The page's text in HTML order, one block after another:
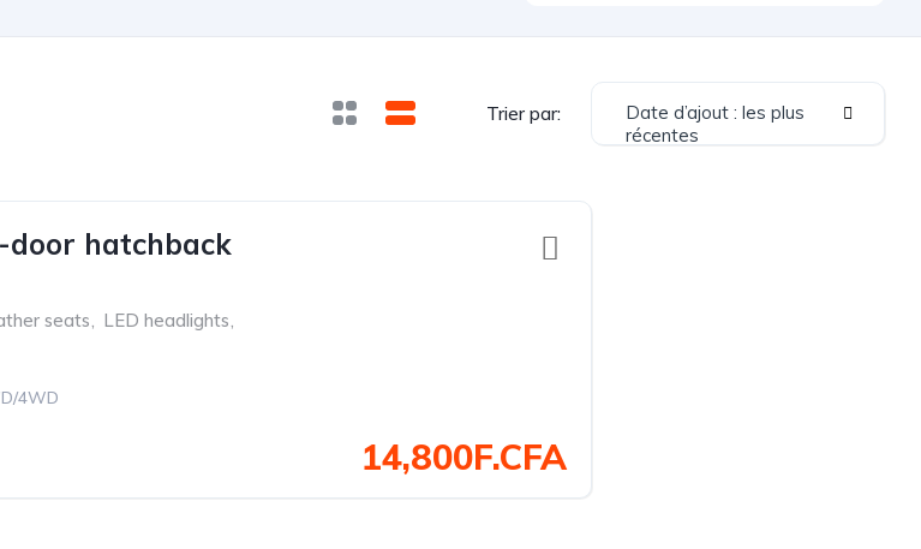
Trier par:
Date d’ajout : les plus
récentes
hatchback
seats, LED headlights,
4WD
14,800F.CFA